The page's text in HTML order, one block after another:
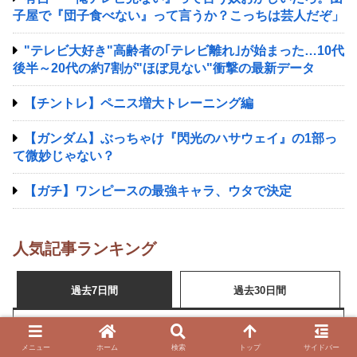
子屋で『団子食べない』って言うか？こっちは芸人だぞ」
"テレビ大好き"高齢者の｢テレビ離れ｣が始まった…10代
後半～20代の約7割が"ほぼ見ない"衝撃の最新データ
【チントレ】ペニス増大トレーニング編
【ガンダム】ぶっちゃけ『閃光のハサウェイ』の1部っ
て微妙じゃない？
【ガチ】ワンピースの最強キャラ、ウタで決定
人気記事ランキング
過去7日間 過去30日間
【競馬】歴代の名馬を見てもあの乗り方で宝塚記念を勝てるの
父 ワンアンドオンリー 母 メイショウマンボ
メニュー ホーム 検索 トップ サイドバー